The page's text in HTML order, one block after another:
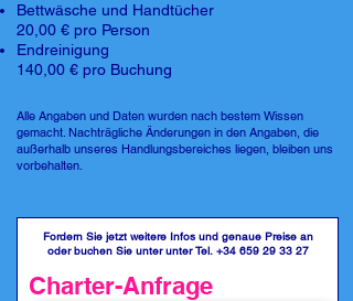
Bettwäsche und Handtücher
20,00 € pro Person
Endreinigung
140,00 € pro Buchung
Alle Angaben und Daten wurden nach bestem Wissen
gemacht. Nachträgliche Änderungen in den Angaben, die
außerhalb unseres Handlungsbereiches liegen, bleiben uns
vorbehalten.
Fordern Sie jetzt weitere Infos und genaue Preise an
oder buchen Sie unter unter Tel. +34 659 29 33 27
Charter-Anfrage